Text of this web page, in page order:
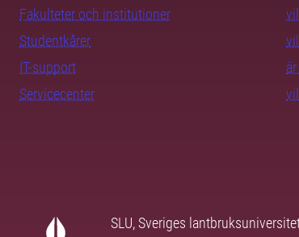
Fakulteter och institutioner
Studentkårer
IT-support
Servicecenter
SLU, Sveriges